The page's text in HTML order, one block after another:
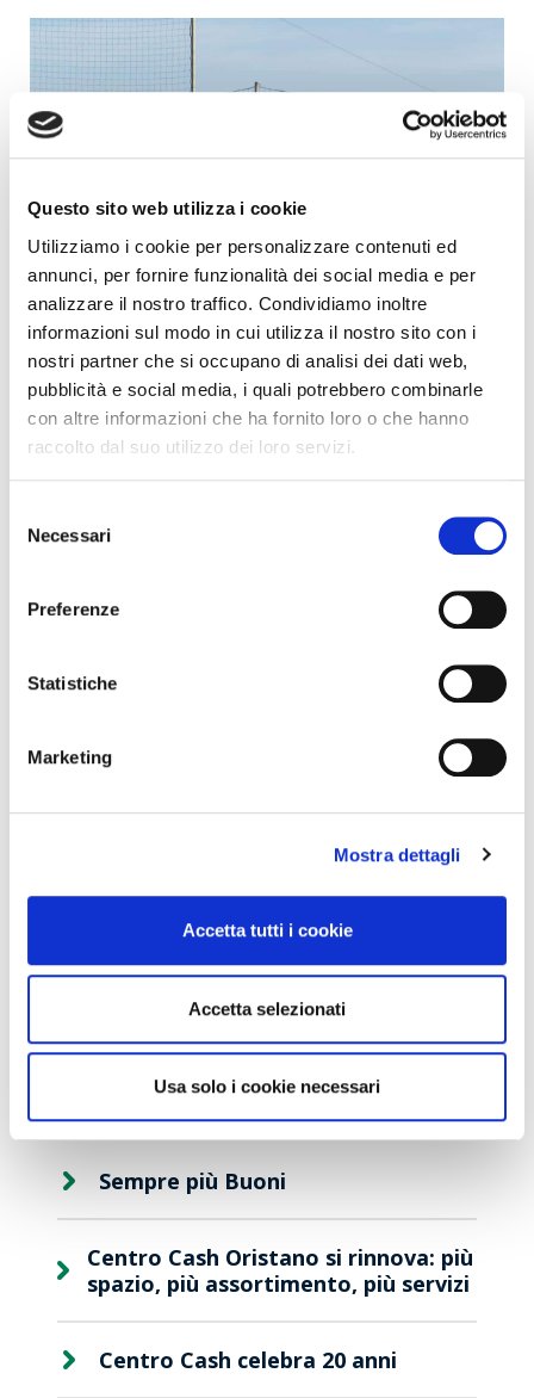
Questo sito web utilizza i cookie
Utilizziamo i cookie per personalizzare contenuti ed
annunci, per fornire funzionalità dei social media e per
analizzare il nostro traffico. Condividiamo inoltre
informazioni sul modo in cui utilizza il nostro sito con i
nostri partner che si occupano di analisi dei dati web,
pubblicità e social media, i quali potrebbero combinarle
con altre informazioni che ha fornito loro o che hanno
raccolto dal suo utilizzo dei loro servizi.
delNecessari
Preferenze
Statistiche
Marketing
Mostra dettagli
Accetta tutti i cookie
Accetta selezionati
Usa solo i cookie necessari
Assortimento
Condividi l'articolo
Articoli recenti
Sempre più Buoni
Centro Cash Oristano si rinnova: più
spazio, più assortimento, più servizi
Centro Cash celebra 20 anni